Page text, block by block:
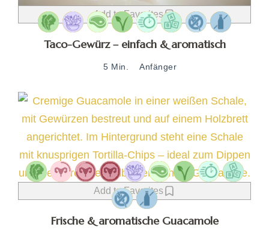
Add to Favorites
Taco-Gewürz – einfach & aromatisch
5 Min. Anfänger
Add to Favorites
Frische & aromatische Guacamole